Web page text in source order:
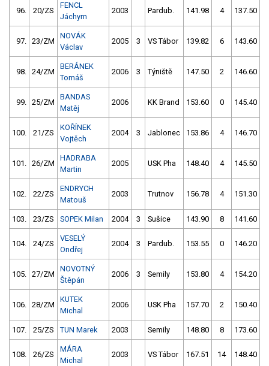
96. 20/ZS
FENCL
Jáchym
2003 Pardub. 141.98 4 137.50
97. 23/ZM
NOVÁK
Václav
2005 3 VS Tábor 139.82 6 143.60
98. 24/ZM
BERÁNEK
Tomáš
2006 3 Týniště 147.50 2 146.60
99. 25/ZM
BANDAS
Matěj
2006 KK Brand 153.60 0 145.40
100. 21/ZS
KOŘÍNEK
Vojtěch
2004 3 Jablonec 153.86 4 146.70
101. 26/ZM
HADRABA
Martin
2005 USK Pha 148.40 4 145.50
102. 22/ZS
ENDRYCH
Matouš
2003 Trutnov 156.78 4 151.30
103. 23/ZS SOPEK Milan 2004 3 Sušice 143.90 8 141.60
104. 24/ZS
VESELÝ
Ondřej
2004 3 Pardub. 153.55 0 146.20
105. 27/ZM
NOVOTNÝ
Štěpán
2006 3 Semily 153.80 4 154.20
106. 28/ZM
KUTEK
Michal
2006 USK Pha 157.70 2 150.40
107. 25/ZS TUN Marek 2003 Semily 148.80 8 173.60
108. 26/ZS
MÁRA
Michal
2003 VS Tábor 167.51 14 148.40